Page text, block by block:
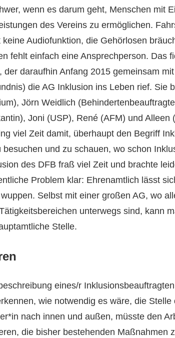
wenn es darum geht, Menschen mit
des Vereins zu ermöglichen.
keine Audiofunktion, die Gehörlosen
fehlt einfach eine Ansprechperson. Das
der daraufhin Anfang 2015 gemeinsam
die AG Inklusion ins Leben rief. Sie
Jörn Weidlich
Joni (USP), René (AFM) und
viel Zeit damit, überhaupt den Begriff
besuchen und zu schauen, wo schon
des DFB fraß viel Zeit und brachte
Problem klar: Ehrenamtlich lässt
Selbst mit einer großen AG, wo
unterwegs sind, kann
Stelle.
eines/r
wie notwendig es wäre, die
nach innen und außen, müsste den
die bisher bestehenden Maßnahmen